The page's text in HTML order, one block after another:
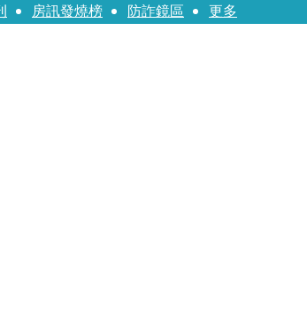
抵台」 同框陳時中、張淑芬畫面曝光
房訊發燒榜 防詐鏡區 更多